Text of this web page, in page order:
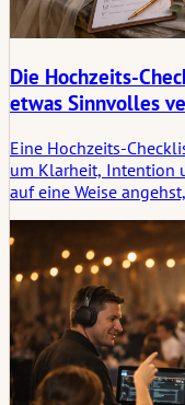
Die Hochzeits-
etwas Sinnvolles
Eine Hochzeits-
um Klarheit, Intention
auf eine Weise